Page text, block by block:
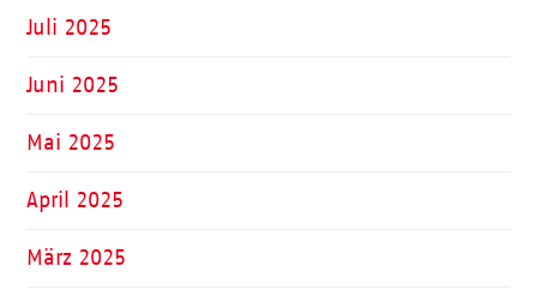
Juli 2025
Juni 2025
Mai 2025
April 2025
März 2025